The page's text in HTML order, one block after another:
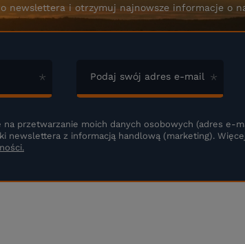
newslettera i otrzymuj najnowsze informacje o
Podaj swój adres e-mail
na przetwarzanie moich danych osobowych (adres e-
newslettera z informacją handlową (marketing).